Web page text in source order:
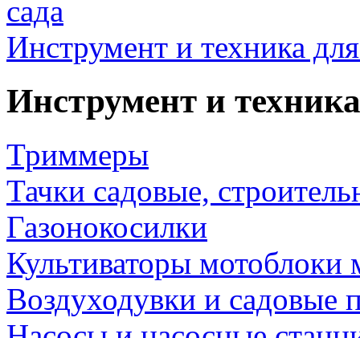
Инструмент и техника
Инструмент и
Триммеры
Тачки садовые,
Газонокосилки
Культиваторы мотоблоки
Воздуходувки и садовые